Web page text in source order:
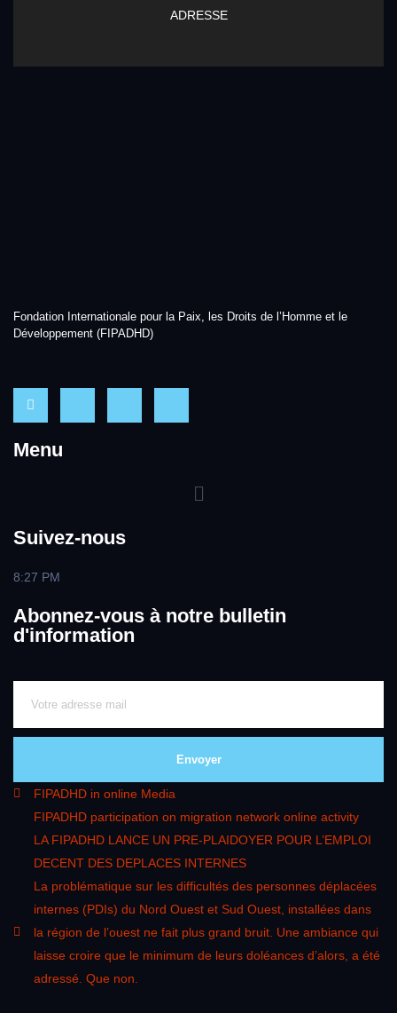
ADRESSE
Fondation Internationale pour la Paix, les Droits de l’Homme et le
Développement (FIPADHD)
Menu
Suivez-nous
8:27 PM
Abonnez-vous à notre bulletin
d'information
Envoyer
FIPADHD in online Media
FIPADHD participation on migration network online activity
LA FIPADHD LANCE UN PRE-PLAIDOYER POUR L’EMPLOI
DECENT DES DEPLACES INTERNES
La problématique sur les difficultés des personnes déplacées
internes (PDIs) du Nord Ouest et Sud Ouest, installées dans
la région de l’ouest ne fait plus grand bruit. Une ambiance qui
laisse croire que le minimum de leurs doléances d’alors, a été
adressé. Que non.